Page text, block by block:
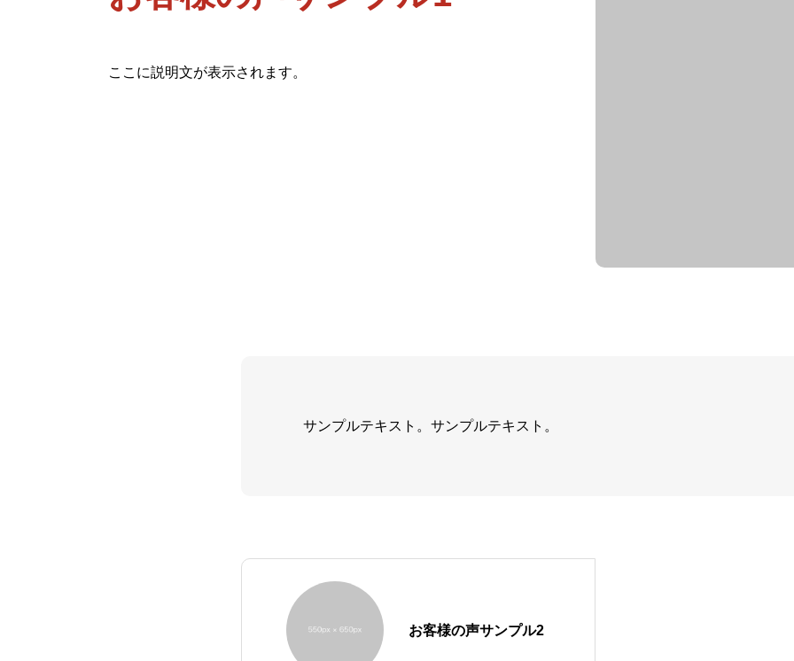
ここに説明文が表示されます。
サンプルテキスト。サンプルテキスト。
お客様の声サンプル2
HOME